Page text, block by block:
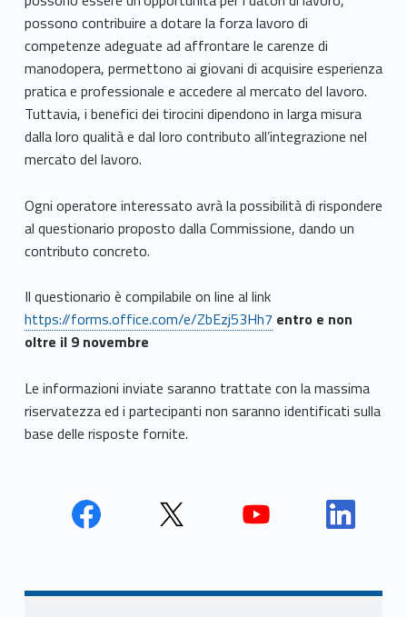
possono contribuire a dotare la forza lavoro di
competenze adeguate ad affrontare le carenze di
manodopera, permettono ai giovani di acquisire esperienza
pratica e professionale e accedere al mercato del lavoro.
Tuttavia, i benefici dei tirocini dipendono in larga misura
dalla loro qualità e dal loro contributo all’integrazione nel
mercato del lavoro.
Ogni operatore interessato avrà la possibilità di rispondere
al questionario proposto dalla Commissione, dando un
contributo concreto.
Il questionario è compilabile on line al link
https://forms.office.com/e/ZbEzj53Hh7 entro e non
oltre il 9 novembre
Le informazioni inviate saranno trattate con la massima
riservatezza ed i partecipanti non saranno identificati sulla
base delle risposte fornite.
Unio
Unio
Unio
Unio
Navigazione articoli